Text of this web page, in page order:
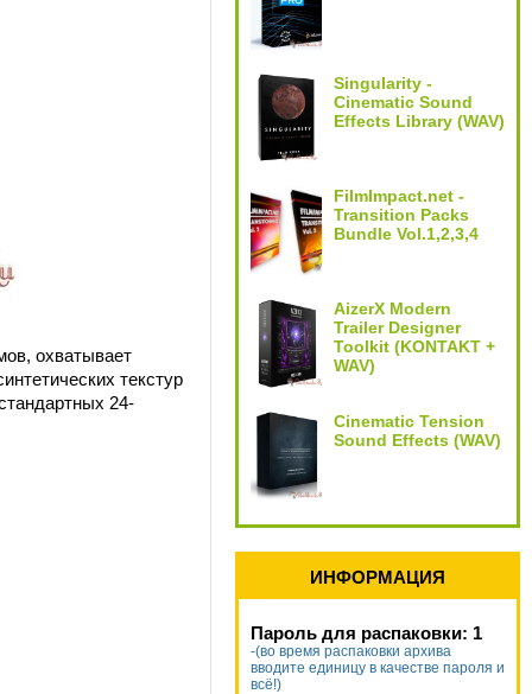
охватывает
текстур
24-
Singularity -
Cinematic Sound
Effects Library (WAV)
FilmImpact.net -
Transition Packs
Bundle Vol.1,2,3,4
AizerX Modern
Trailer Designer
Toolkit (KONTAKT +
WAV)
Cinematic Tension
Sound Effects (WAV)
ИНФОРМАЦИЯ
Пароль для распаковки: 1
-(во время распаковки архива
вводите единицу в качестве пароля и
всё!)